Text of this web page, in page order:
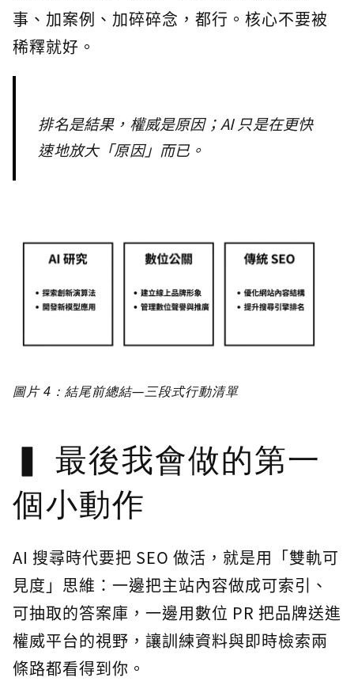
事、加案例、加碎碎念，都行。核心不要被
稀釋就好。
排名是結果，權威是原因；AI 只是在更快
速地放大「原因」而已。
圖片 4：結尾前總結—三段式行動清單
最後我會做的第一
個小動作
AI 搜尋時代要把 SEO 做活，就是用「雙軌可
見度」思維：一邊把主站內容做成可索引、
可抽取的答案庫，一邊用數位 PR 把品牌送進
權威平台的視野，讓訓練資料與即時檢索兩
條路都看得到你。